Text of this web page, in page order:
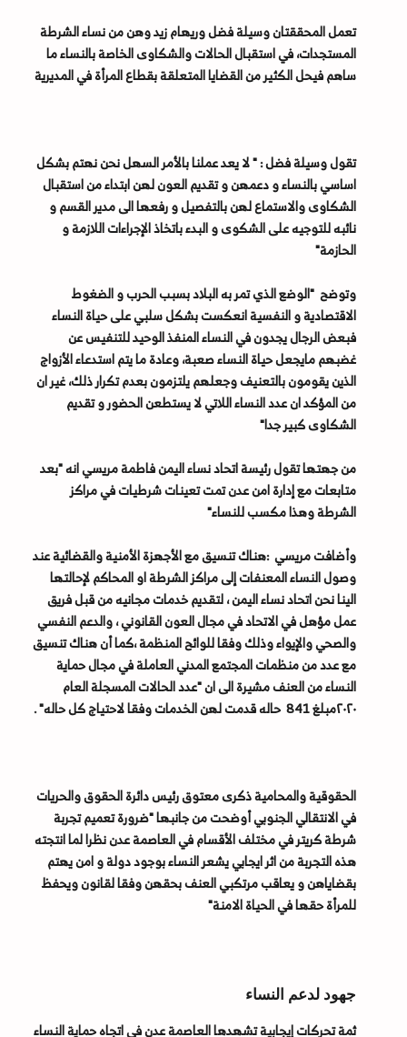
تعمل المحققتان وسيلة فضل وريهام زيد وهن من نساء الشرطة
المستجدات، في استقبال الحالات والشكاوى الخاصة بالنساء ما
ساهم فيحل الكثير من القضايا المتعلقة بقطاع المرأة في المديرية
تقول وسيلة فضل : " لا يعد عملنا بالأمر السهل نحن نهتم بشكل
اساسي بالنساء و دعمهن و تقديم العون لهن ابتداء من استقبال
الشكاوى والاستماع لهن بالتفصيل و رفعها الى مدير القسم و
نائبه للتوجيه على الشكوى و البدء باتخاذ الإجراءات اللازمة و
الحازمة"
وتوضح "الوضع الذي تمر به البلاد بسبب الحرب و الضغوط
الاقتصادية و النفسية انعكست بشكل سلبي على حياة النساء
فبعض الرجال يجدون في النساء المنفذ الوحيد للتنفيس عن
غضبهم مايجعل حياة النساء صعبة، وعادة ما يتم استدعاء الأزواج
الذين يقومون بالتعنيف وجعلهم يلتزمون بعدم تكرار ذلك، غير ان
من المؤكد ان عدد النساء اللاتي لا يستطعن الحضور و تقديم
الشكاوى كبير جدا"
من جهتها تقول رئيسة اتحاد نساء اليمن فاطمة مريسي انه "بعد
متابعات مع إدارة امن عدن تمت تعينات شرطيات في مراكز
الشرطة وهذا مكسب للنساء"
وأضافت مريسي :هناك تنسيق مع الأجهزة الأمنية والقضائية عند
وصول النساء المعنفات إلى مراكز الشرطة او المحاكم لإحالتها
الينا نحن اتحاد نساء اليمن ، لتقديم خدمات مجانيه من قبل فريق
عمل مؤهل في الاتحاد في مجال العون القانوني ، والدعم النفسي
والصحي والإيواء وذلك وفقا للوائح المنظمة ،كما أن هناك تنسيق
مع عدد من منظمات المجتمع المدني العاملة في مجال حماية
النساء من العنف مشيرة الى ان "عدد الحالات المسجلة العام
٢٠٢٠مبلغ 841 حاله قدمت لهن الخدمات وفقا لاحتياج كل حاله" .
الحقوقية والمحامية ذكرى معتوق رئيس دائرة الحقوق والحريات
في الانتقالي الجنوبي أوضحت من جانبها "ضرورة تعميم تجربة
شرطة كريتر في مختلف الأقسام في العاصمة عدن نظرا لما انتجته
هذه التجربة من اثر ايجابي يشعر النساء بوجود دولة و امن يهتم
بقضاياهن و يعاقب مرتكبي العنف بحقهن وفقا لقانون ويحفظ
للمرأة حقها في الحياة الامنة"
جهود لدعم النساء
ثمة تحركات إيجابية تشهدها العاصمة عدن في اتجاه حماية النساء